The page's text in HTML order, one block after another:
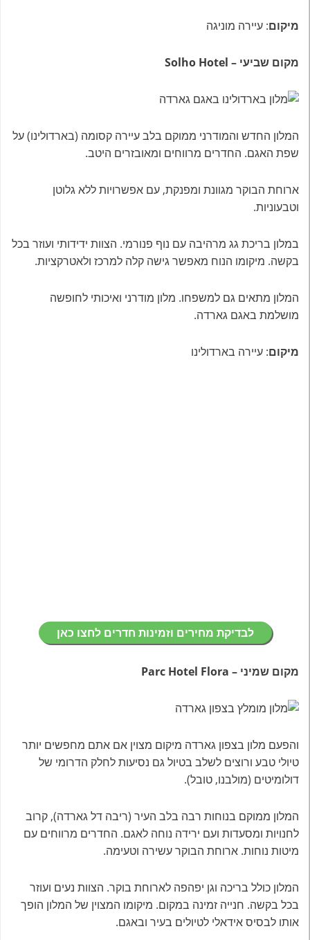
מיקום: עיירה מוניגה
מקום שביעי – Solho Hotel
המלון החדש והמודרני ממוקם בלב עיירה קסומה (בארדולינו) על
שפת האגם. החדרים מרווחים ומאובזרים היטב.
ארוחת הבוקר מגוונת ומפנקת, עם אפשרויות ללא גלוטן
וטבעוניות.
במלון בריכת גג מרהיבה עם נוף פנורמי. הצוות ידידותי ועוזר בכל
בקשה. מיקומו הנוח מאפשר גישה קלה למרכז ולאטרקציות.
המלון מתאים גם למשפחו. מלון מודרני ואיכותי לחופשה
מושלמת באגם גארדה.
מיקום: עיירה בארדולינו
לבדיקת מחירים וזמינות חדרים לחצו כאן
מקום שמיני – Parc Hotel Flora
והפעם מלון בצפון גארדה מיקום מצוין אם אתם מחפשים יותר
טיולי טבע ורוצים לשלב בטיול גם נסיעות לחלק הדרומי של
דולומיטים (מולבנו, טובל).
המלון ממוקם בנוחות רבה בלב העיר (ריבה דל גארדה), קרוב
לחנויות ומסעדות ועם ירידה נוחה לאגם. החדרים מרווחים עם
מיטות נוחות. ארוחת הבוקר עשירה וטעימה.
המלון כולל בריכה וגן יפהפה לארוחת בוקר. הצוות נעים ועוזר
בכל בקשה. חנייה זמינה במקום. מיקומו המצוין של המלון הופך
אותו לבסיס אידאלי לטיולים בעיר ובאגם.